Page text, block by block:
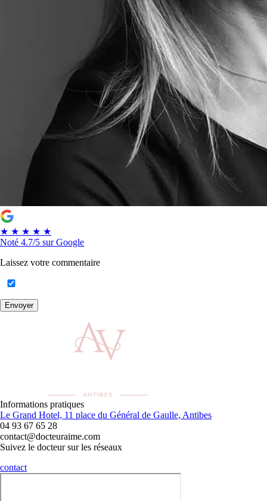
★ ★ ★ ★ ★
Noté 4.7/5 sur Google
Laissez votre commentaire
Envoyer
Informations pratiques
Le Grand Hotel, 11 place du Général de Gaulle, Antibes
04 93 67 65 28
contact@docteuraime.com
Suivez le docteur sur les réseaux
contact